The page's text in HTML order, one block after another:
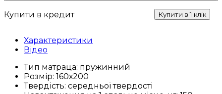
Купити в кредит Купити в 1 клік
Характеристики
Відео
Тип матраца: пружинний
Розмір: 160х200
Твердість: середньої твердості